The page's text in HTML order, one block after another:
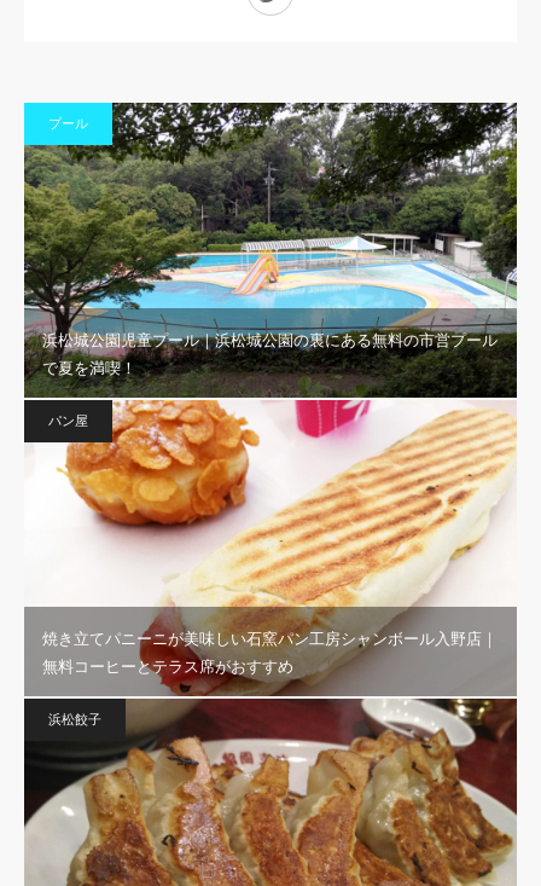
プール
浜松城公園児童プール｜浜松城公園の裏にある無料の市営プール
で夏を満喫！
パン屋
焼き立てパニーニが美味しい石窯パン工房シャンボール入野店｜
無料コーヒーとテラス席がおすすめ
浜松餃子